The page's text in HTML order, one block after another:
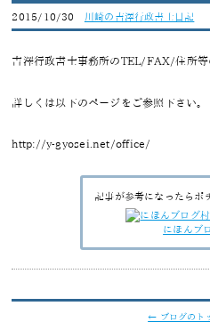
2015/10/30 川崎の吉澤行政書士日記
吉澤行政書士事務所のTEL/FAX/住所等
詳しくは以下のページをご参照下さい。
http://y-gyosei.net/office/
記事が参考になったらポ
にほんブ
← ブログのト